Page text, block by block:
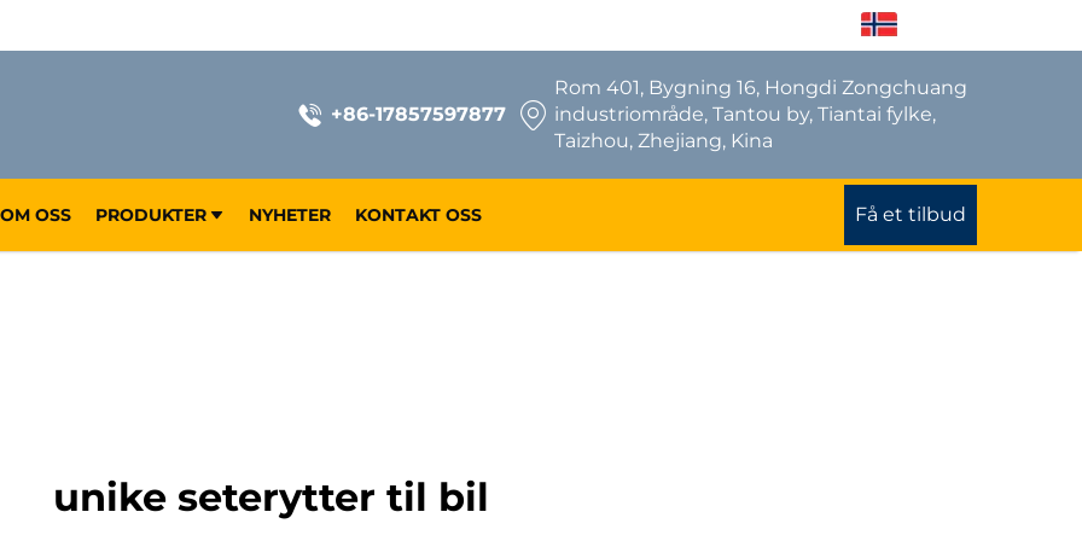
+86-17857597877
Rom 401, Bygning 16, Hongdi Zongchuang
industriområde, Tantou by, Tiantai fylke,
Taizhou, Zhejiang, Kina
OM OSS PRODUKTER NYHETER KONTAKT OSS Få et tilbud
unike seterytter til bil